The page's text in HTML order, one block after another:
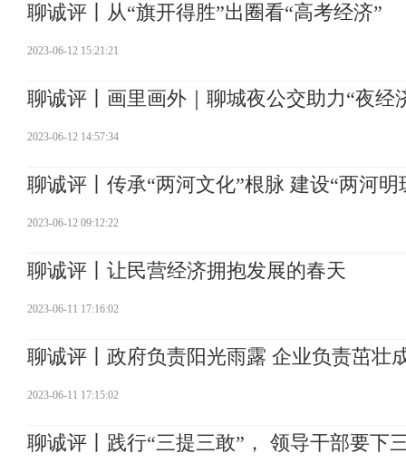
聊诚评丨从“旗开得胜”出圈看“高考经济”
2023-06-12 15:21:21
聊诚评丨画里画外｜聊城夜公交助力“夜经
2023-06-12 14:57:34
聊诚评丨传承“两河文化”根脉 建设“两河明
2023-06-12 09:12:22
聊诚评丨让民营经济拥抱发展的春天
2023-06-11 17:16:02
聊诚评丨政府负责阳光雨露 企业负责茁壮
2023-06-11 17:15:02
聊诚评丨践行“三提三敢”， 领导干部要下